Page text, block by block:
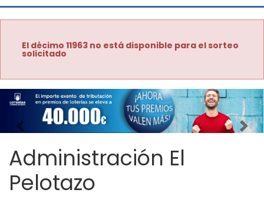
El décimo 11963 no está disponible para el sorteo
solicitado
Imagen anterior
Administración El
Pelotazo